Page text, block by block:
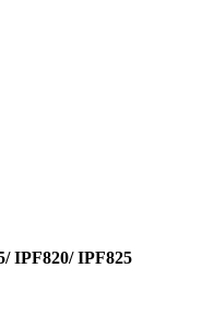
IPF820/ IPF825